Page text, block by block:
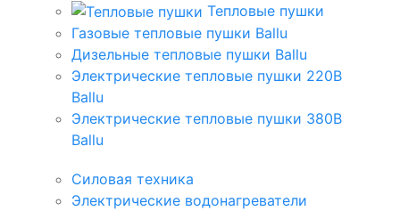
Тепловые пушки
Газовые тепловые пушки Ballu
Дизельные тепловые пушки Ballu
Электрические тепловые пушки 220В
Ballu
Электрические тепловые пушки 380В
Ballu
Силовая техника
Электрические водонагреватели